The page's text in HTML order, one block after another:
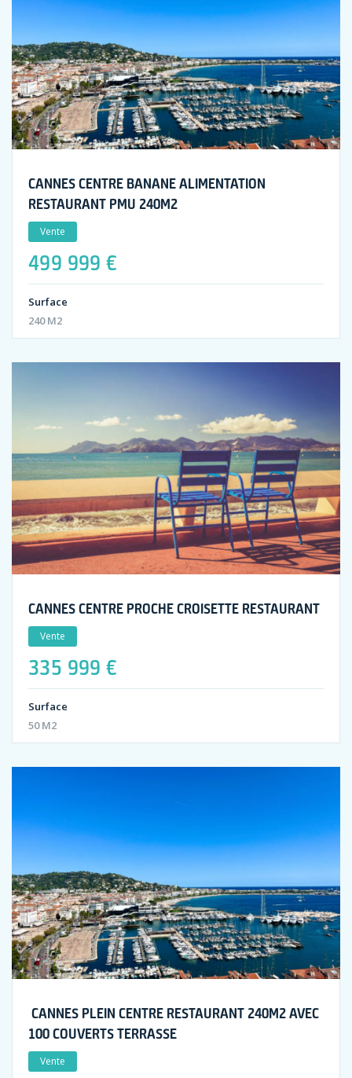
CANNES CENTRE BANANE ALIMENTATION
RESTAURANT PMU 240M2
Vente
499 999 €
Surface
240 M2
CANNES CENTRE PROCHE CROISETTE RESTAURANT
Vente
335 999 €
Surface
50 M2
CANNES PLEIN CENTRE RESTAURANT 240M2 AVEC
100 COUVERTS TERRASSE
Vente